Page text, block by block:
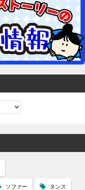
ソファー タンス